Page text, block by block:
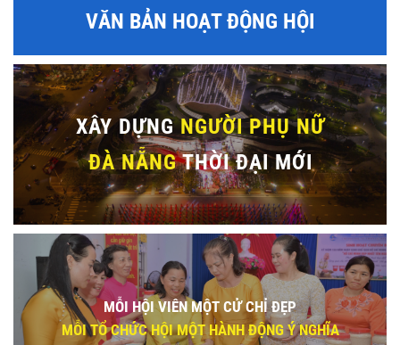
VĂN BẢN HOẠT ĐỘNG HỘI
XÂY DỰNGNGƯỜI PHỤ NỮ
ĐÀ NẴNGTHỜI ĐẠI MỚI
MỖI HỘI VIÊN MỘT CỬ CHỈ ĐẸP
MỖI TỔ CHỨC HỘI MỘT HÀNH ĐỘNG Ý NGHĨA